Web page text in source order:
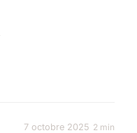
7 octobre 2025 2 min